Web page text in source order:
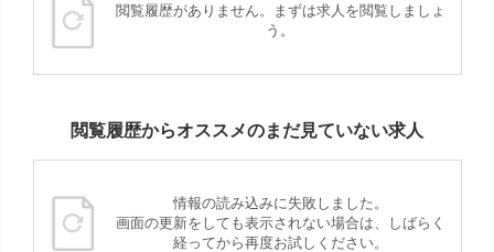
閲覧履歴がありません。まずは求人を閲覧しましょ
う。
閲覧履歴からオススメのまだ見ていない求人
情報の読み込みに失敗しました。
画面の更新をしても表示されない場合は、しばらく
経ってから再度お試しください。